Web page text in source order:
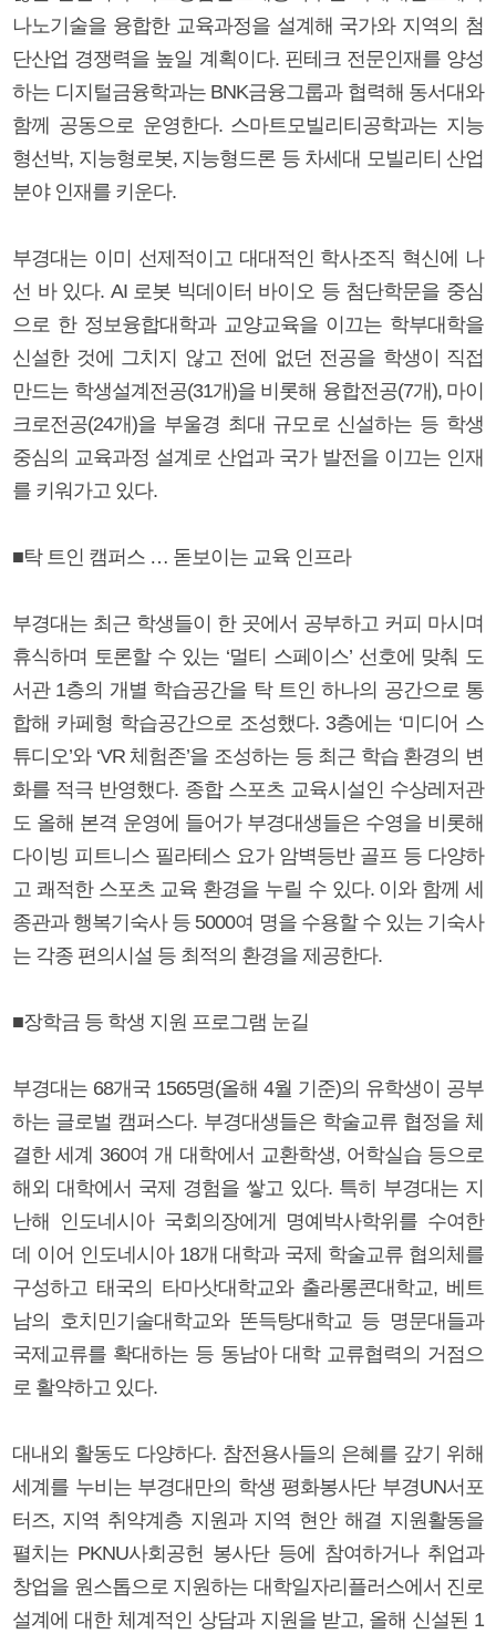
나노기술을 융합한 교육과정을 설계해 국가와 지역의 첨
단산업 경쟁력을 높일 계획이다. 핀테크 전문인재를 양성
하는 디지털금융학과는 BNK금융그룹과 협력해 동서대와
함께 공동으로 운영한다. 스마트모빌리티공학과는 지능
형선박, 지능형로봇, 지능형드론 등 차세대 모빌리티 산업
분야 인재를 키운다.
부경대는 이미 선제적이고 대대적인 학사조직 혁신에 나
선 바 있다. AI 로봇 빅데이터 바이오 등 첨단학문을 중심
으로 한 정보융합대학과 교양교육을 이끄는 학부대학을
신설한 것에 그치지 않고 전에 없던 전공을 학생이 직접
만드는 학생설계전공(31개)을 비롯해 융합전공(7개), 마이
크로전공(24개)을 부울경 최대 규모로 신설하는 등 학생
중심의 교육과정 설계로 산업과 국가 발전을 이끄는 인재
를 키워가고 있다.
■탁 트인 캠퍼스 … 돋보이는 교육 인프라
부경대는 최근 학생들이 한 곳에서 공부하고 커피 마시며
휴식하며 토론할 수 있는 ‘멀티 스페이스’ 선호에 맞춰 도
서관 1층의 개별 학습공간을 탁 트인 하나의 공간으로 통
합해 카페형 학습공간으로 조성했다. 3층에는 ‘미디어 스
튜디오’와 ‘VR 체험존’을 조성하는 등 최근 학습 환경의 변
화를 적극 반영했다. 종합 스포츠 교육시설인 수상레저관
도 올해 본격 운영에 들어가 부경대생들은 수영을 비롯해
다이빙 피트니스 필라테스 요가 암벽등반 골프 등 다양하
고 쾌적한 스포츠 교육 환경을 누릴 수 있다. 이와 함께 세
종관과 행복기숙사 등 5000여 명을 수용할 수 있는 기숙사
는 각종 편의시설 등 최적의 환경을 제공한다.
■장학금 등 학생 지원 프로그램 눈길
부경대는 68개국 1565명(올해 4월 기준)의 유학생이 공부
하는 글로벌 캠퍼스다. 부경대생들은 학술교류 협정을 체
결한 세계 360여 개 대학에서 교환학생, 어학실습 등으로
해외 대학에서 국제 경험을 쌓고 있다. 특히 부경대는 지
난해 인도네시아 국회의장에게 명예박사학위를 수여한
데 이어 인도네시아 18개 대학과 국제 학술교류 협의체를
구성하고 태국의 타마삿대학교와 출라롱콘대학교, 베트
남의 호치민기술대학교와 똔득탕대학교 등 명문대들과
국제교류를 확대하는 등 동남아 대학 교류협력의 거점으
로 활약하고 있다.
대내외 활동도 다양하다. 참전용사들의 은혜를 갚기 위해
세계를 누비는 부경대만의 학생 평화봉사단 부경UN서포
터즈, 지역 취약계층 지원과 지역 현안 해결 지원활동을
펼치는 PKNU사회공헌 봉사단 등에 참여하거나 취업과
창업을 원스톱으로 지원하는 대학일자리플러스에서 진로
설계에 대한 체계적인 상담과 지원을 받고, 올해 신설된 1